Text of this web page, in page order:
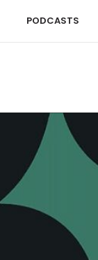
PODCASTS